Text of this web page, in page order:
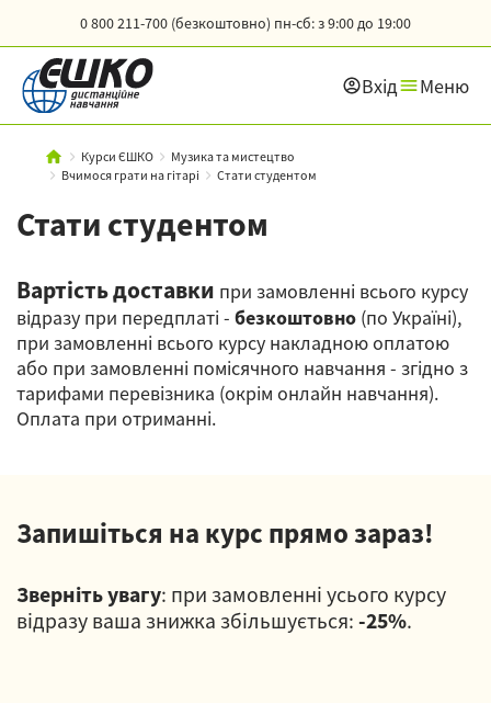
0 800 211-700 (безкоштовно) пн-сб: з 9:00 до 19:00
Вхід Меню
Курси ЄШКО
Музика та мистецтво
Вчимося грати на гітарі
Стати студентом
Стати студентом
Вартість доставки при замовленні всього курсу
відразу при передплаті - безкоштовно (по Україні),
при замовленні всього курсу накладною оплатою
або при замовленні помісячного навчання - згідно з
тарифами перевізника (окрім онлайн навчання).
Оплата при отриманні.
Запишіться на курс прямо зараз!
Зверніть увагу: при замовленні усього курсу
відразу ваша знижка збільшується: -25%.